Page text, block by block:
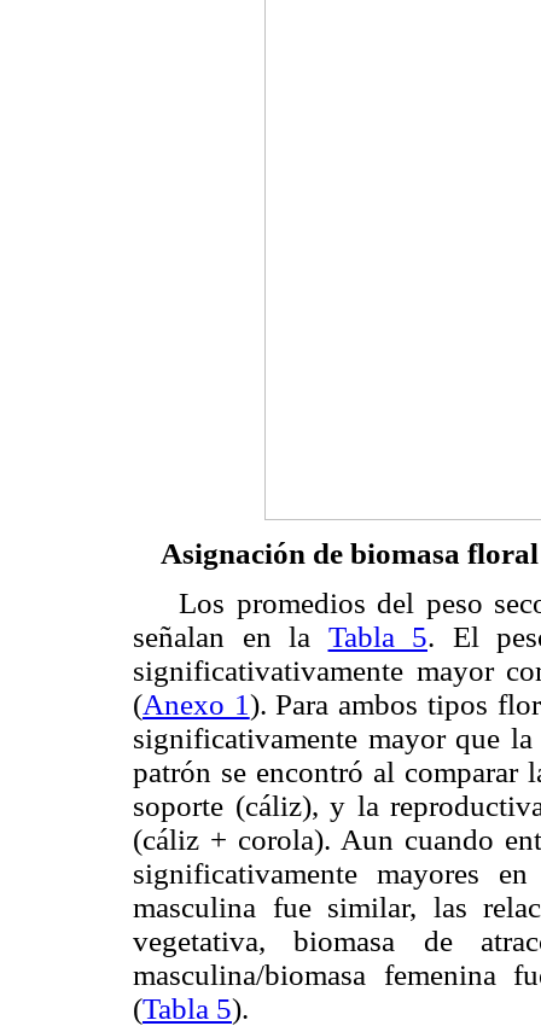
Asignación de biomasa floral
Los promedios del peso
señalan en la Tabla 5. El
significativativamente mayor
(Anexo 1). Para ambos tipos
significativamente mayor que
patrón se encontró al comparar
soporte (cáliz), y la
(cáliz + corola). Aun cuando
significativamente mayores
masculina fue similar, las
vegetativa, biomasa de
masculina/biomasa femenina
(Tabla 5).